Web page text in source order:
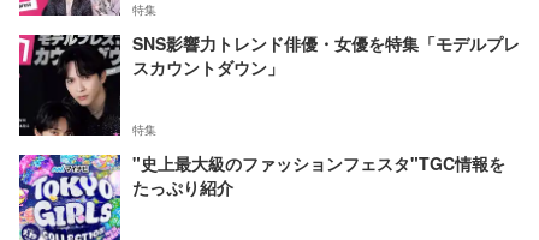
特集
SNS影響力トレンド俳優・女優を特集「モデルプレ
スカウントダウン」
特集
"史上最大級のファッションフェスタ"TGC情報を
たっぷり紹介